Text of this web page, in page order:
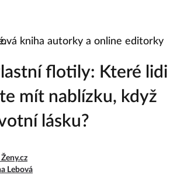
flotily: Které lidi
mít nablízku, když
lásku?
Lebová